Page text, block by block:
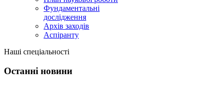
Фундаментальні
дослідження
Архів заходів
Аспіранту
Наші спеціальності
Останні новини